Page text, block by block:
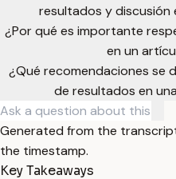
resultados y
¿Por qué es importante
en un
¿Qué recomendaciones se
de resultados en
Generated from the
the timestamp.
Key Takeaways